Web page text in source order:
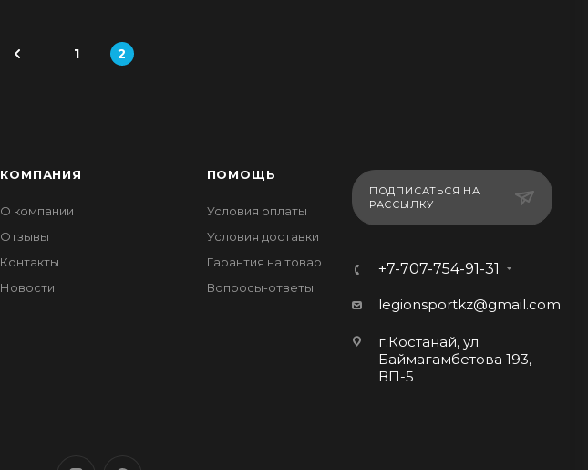
1 2
КОМПАНИЯ
О компании
Отзывы
Контакты
Новости
ПОМОЩЬ
Условия оплаты
Условия доставки
Гарантия на товар
Вопросы-ответы
ПОДПИСАТЬСЯ НА
РАССЫЛКУ
+7-707-754-91-31
legionsportkz@gmail.com
г.Костанай, ул.
Баймагамбетова 193,
ВП-5